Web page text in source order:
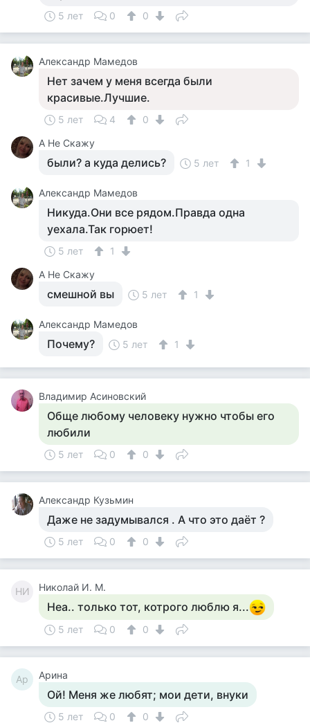
5 лет 0 0
Александр Мамедов
Нет зачем у меня всегда были
красивые.Лучшие.
5 лет 4
0
А Не Скажу
были? а куда делись? 5 лет 1
Александр Мамедов
Никуда.Они все рядом.Правда одна
уехала.Так горюет!
5 лет
1
А Не Скажу
смешной вы 5 лет 1
Александр Мамедов
Почему? 5 лет 1
Владимир Асиновский
Обще любому человеку нужно чтобы его
любили
5 лет 0 0
Aлександр Кузьмин
Даже не задумывался . А что это даёт ?
5 лет 0 0
НИ Николай И. М.
Неа.. только тот, котрого люблю я...
5 лет 0 0
Ар Арина
Ой! Меня же любят; мои дети, внуки
5 лет 0 0